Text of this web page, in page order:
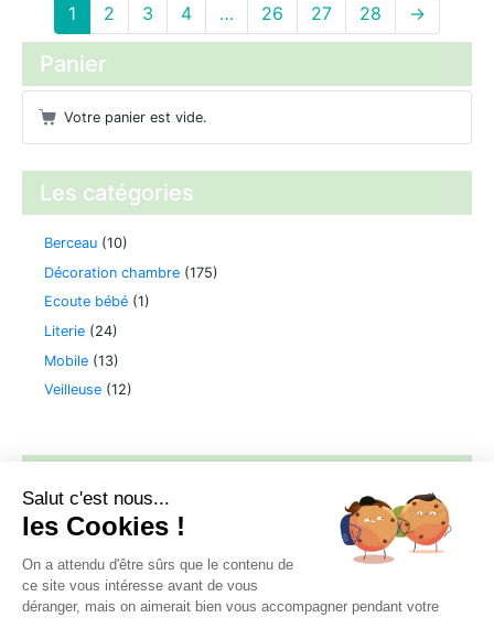
1 2 3 4 … 26 27 28 →
Panier
Votre panier est vide.
Les catégories
Berceau (10)
Décoration chambre (175)
Ecoute bébé (1)
Literie (24)
Mobile (13)
Veilleuse (12)
Filtrer Prix :0 € —150 €
Salut c'est nous...
les Cookies !
On a attendu d'être sûrs que le contenu de
ce site vous intéresse avant de vous
déranger, mais on aimerait bien vous accompagner pendant votre